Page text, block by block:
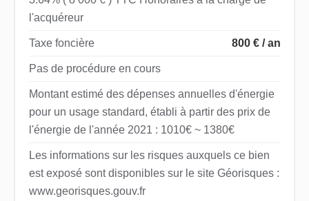
l'acquéreur
Taxe foncière 800 € / an
Pas de procédure en cours
Montant estimé des dépenses annuelles d'énergie
pour un usage standard, établi à partir des prix de
l'énergie de l'année 2021 : 1010€ ~ 1380€
Les informations sur les risques auxquels ce bien
est exposé sont disponibles sur le site Géorisques :
www.georisques.gouv.fr